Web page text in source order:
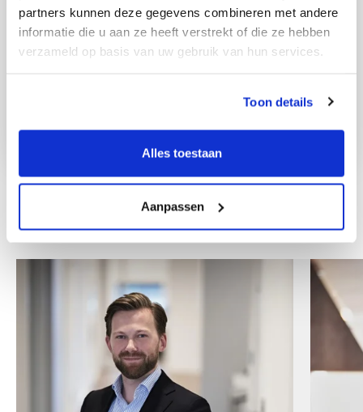
partners kunnen deze gegevens combineren met andere
informatie die u aan ze heeft verstrekt of die ze hebben
verzameld op basis van uw gebruik van hun services.
Toon details
Alles toestaan
Aanpassen
Andere collega's